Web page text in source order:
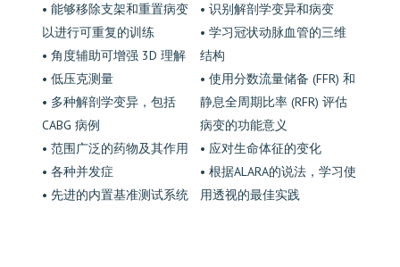
• 能够移除支架和重置病变
以进行可重复的训练
• 角度辅助可增强 3D 理解
• 低压克测量
• 多种解剖学变异，包括
CABG 病例
• 范围广泛的药物及其作用
• 各种并发症
• 先进的内置基准测试系统
• 识别解剖学变异和病变
• 学习冠状动脉血管的三维
结构
• 使用分数流量储备 (FFR) 和
静息全周期比率 (RFR) 评估
病变的功能意义
• 应对生命体征的变化
• 根据ALARA的说法，学习使
用透视的最佳实践